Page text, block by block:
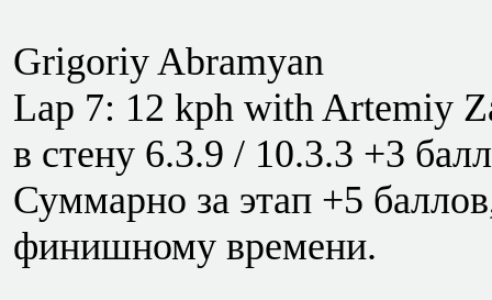
Grigoriy Abramyan
Lap 7: 12 kph with Artemiy
в стену 6.3.9 / 10.3.3 +3
Суммарно за этап +5
финишному времени.